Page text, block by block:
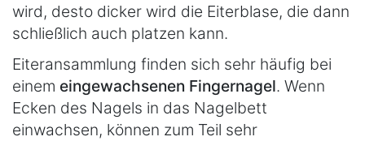
wird, desto dicker wird die Eiterblase, die dann
schließlich auch platzen kann.
Eiteransammlung finden sich sehr häufig bei
einem eingewachsenen Fingernagel. Wenn
Ecken des Nagels in das Nagelbett
einwachsen, können zum Teil sehr